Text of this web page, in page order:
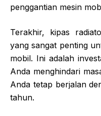
penggantian mesin
Terakhir, kipas
yang sangat penting
mobil. Ini adalah
Anda menghindari
Anda tetap berjalan
tahun.